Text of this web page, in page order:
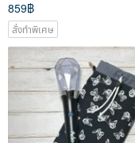
859฿
สั่งทำพิเศษ